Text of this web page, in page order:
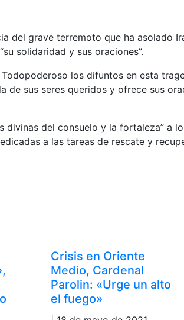
del grave terremoto que ha asolado
solidaridad y sus oraciones”.
los difuntos en esta
de sus seres queridos y ofrece sus
divinas del consuelo y la fortaleza” a
a las tareas de rescate y
Crisis en Oriente
Medio, Cardenal
Parolin: «Urge un alto
el fuego»